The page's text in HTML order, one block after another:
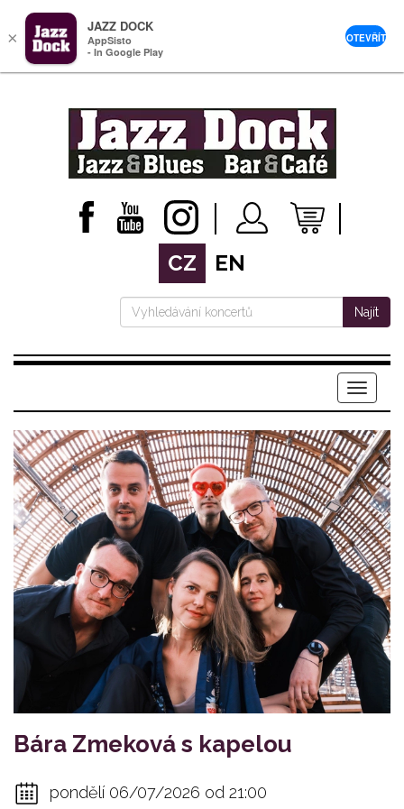
CZ EN
Najít
Menu
Bára Zmeková s kapelou
pondělí 06/07/2026 od 21:00
×
JAZZ DOCK
AppSisto
- In Google Play
OTEVŘÍT